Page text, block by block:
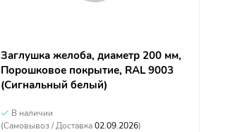
Заглушка желоба, диаметр 200 мм,
Порошковое покрытие, RAL 9003
(Сигнальный белый)
В наличии
(Самовывоз / Доставка02.09.2026)